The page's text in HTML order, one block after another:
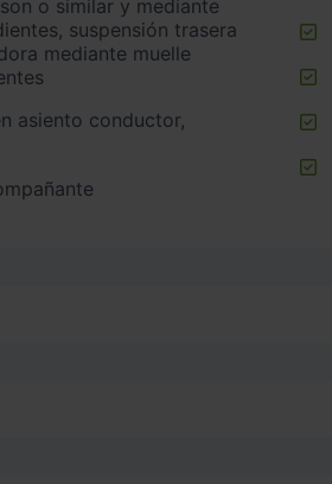
suspensión trasera
mediante muelle